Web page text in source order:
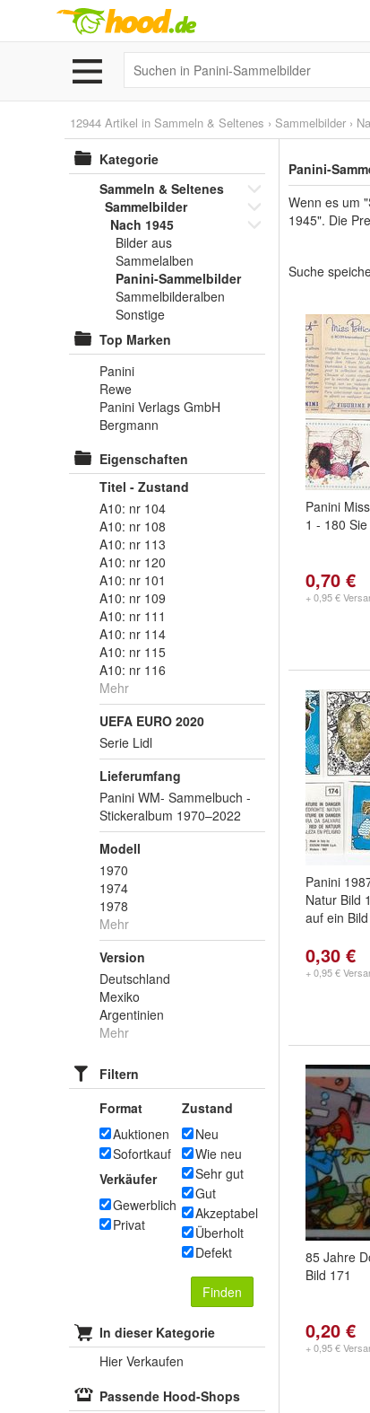
12944 Artikel in Sammeln & Seltenes › Sammelbilder ›
Kategorie
Sammeln & Seltenes
Sammelbilder
Nach 1945
Bilder aus
Sammelalben
Panini-Sammelbilder
Sammelbilderalben
Sonstige
Top Marken
Panini
Rewe
Panini Verlags GmbH
Bergmann
Eigenschaften
Titel - Zustand
A10: nr 104
A10: nr 108
A10: nr 113
A10: nr 120
A10: nr 101
A10: nr 109
A10: nr 111
A10: nr 114
A10: nr 115
A10: nr 116
Mehr
UEFA EURO 2020
Serie Lidl
Lieferumfang
Panini WM- Sammelbuch -
Stickeralbum 1970–2022
Modell
1970
1974
1978
Mehr
Version
Deutschland
Mexiko
Argentinien
Mehr
Filtern
Format
Auktionen
Sofortkauf
Verkäufer
Gewerblich
Privat
Zustand
Neu
Wie neu
Sehr gut
Gut
Akzeptabel
Überholt
Defekt
Finden
In dieser Kategorie
Hier Verkaufen
Passende Hood-Shops
Panini-
Wenn es um
1945". Die
Suche
Panini
1 - 180
0,70 €
+ 0,95 €
Panini
Natur Bild
auf ein Bild
0,30 €
+ 0,95 €
85 Jahre
Bild 171
0,20 €
+ 0,95 €